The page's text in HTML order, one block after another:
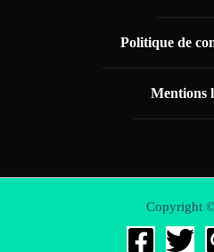
Politique de
Mentions
Copyright